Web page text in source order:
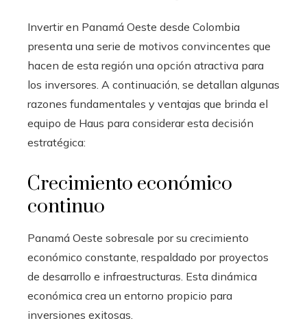
Invertir en Panamá Oeste desde Colombia
presenta una serie de motivos convincentes que
hacen de esta región una opción atractiva para
los inversores. A continuación, se detallan algunas
razones fundamentales y ventajas que brinda el
equipo de Haus para considerar esta decisión
estratégica:
Crecimiento económico
continuo
Panamá Oeste sobresale por su crecimiento
económico constante, respaldado por proyectos
de desarrollo e infraestructuras. Esta dinámica
económica crea un entorno propicio para
inversiones exitosas.